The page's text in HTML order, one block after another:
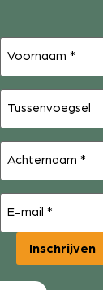
Voornaam
Tussenvoegsel
Achternaam
E-
mail(Vereist)
Inschrijven